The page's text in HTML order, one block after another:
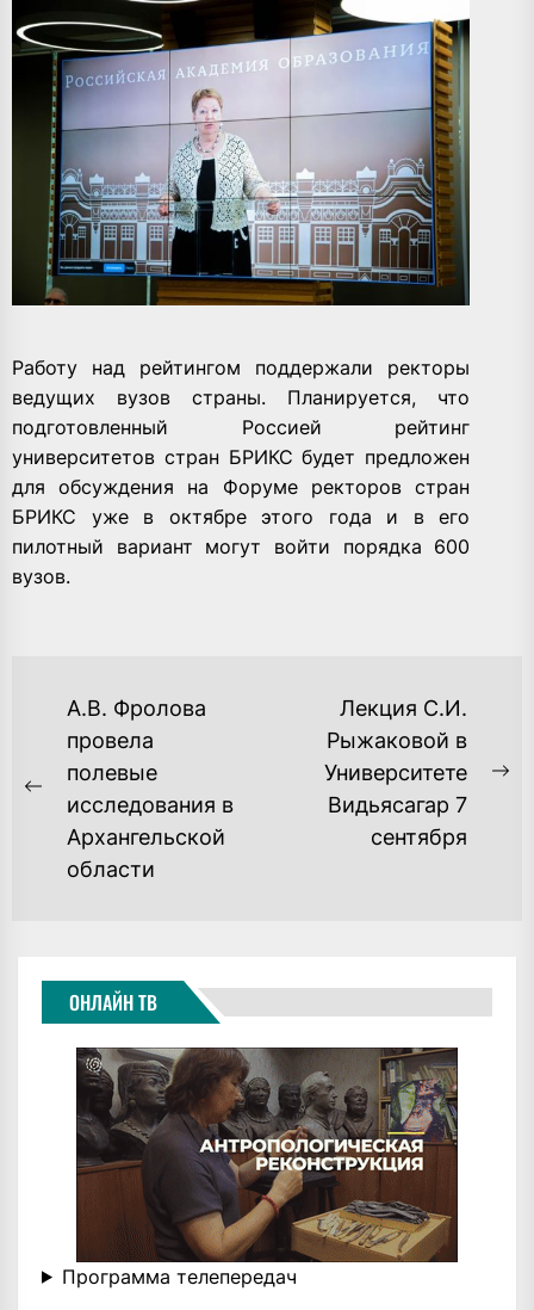
Работу над рейтингом поддержали ректоры
ведущих вузов страны. Планируется, что
подготовленный Россией рейтинг
университетов стран БРИКС будет предложен
для обсуждения на Форуме ректоров стран
БРИКС уже в октябре этого года и в его
пилотный вариант могут войти порядка 600
вузов.
НАВИГАЦИЯ
ЗАПИСЯМ
Previous
post:
А.В. Фролова
провела
полевые
исследования в
Архангельской
области
Лекция С.И.
Рыжаковой в
Университете
Видьясагар 7
сентября
ОНЛАЙН ТВ
Программа телепередач